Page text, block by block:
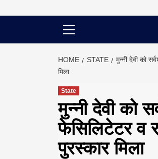
HOME STATE
मुन्नी देवी को
मिला
State
मुन्नी देवी को
फेसिलिटेटर व
पुरस्कार मिला